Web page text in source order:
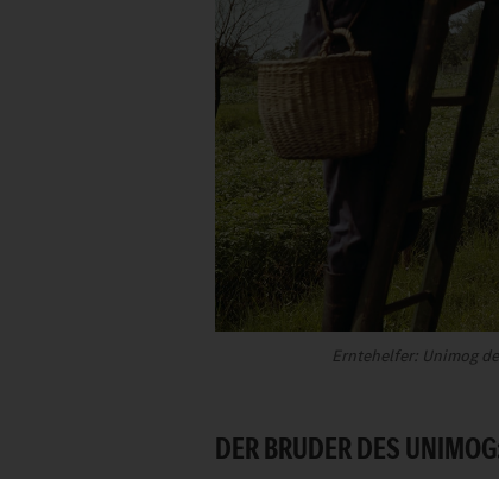
Erntehelfer: Unimog
DER BRUDER DES